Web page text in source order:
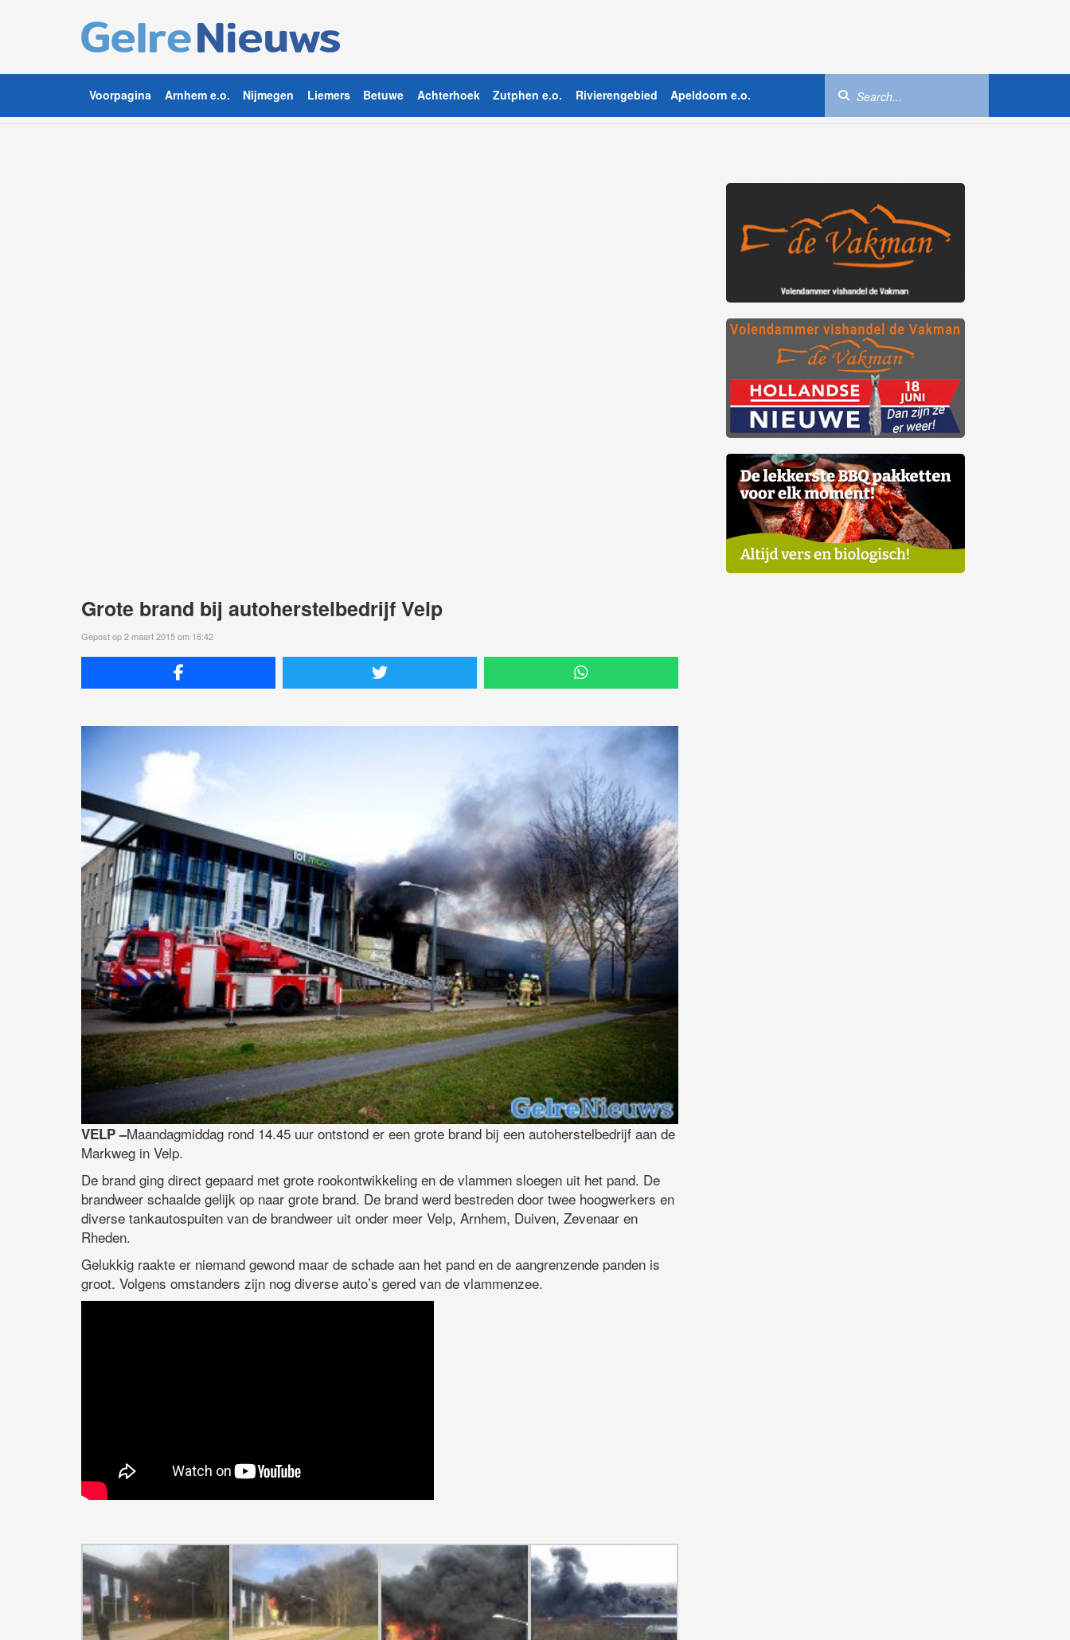
Voorpagina Arnhem e.o. Nijmegen Liemers Betuwe Achterhoek Zutphen e.o. Rivierengebied Apeldoorn e.o.
Grote brand bij autoherstelbedrijf Velp
Gepost op 2 maart 2015 om 16:42
VELP –Maandagmiddag rond 14.45 uur ontstond er een grote brand bij een autoherstelbedrijf aan de
Markweg in Velp.
De brand ging direct gepaard met grote rookontwikkeling en de vlammen sloegen uit het pand. De
brandweer schaalde gelijk op naar grote brand. De brand werd bestreden door twee hoogwerkers en
diverse tankautospuiten van de brandweer uit onder meer Velp, Arnhem, Duiven, Zevenaar en
Rheden.
Gelukkig raakte er niemand gewond maar de schade aan het pand en de aangrenzende panden is
groot. Volgens omstanders zijn nog diverse auto’s gered van de vlammenzee.